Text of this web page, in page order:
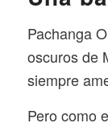
Pachanga
oscuros de
siempre
Pero como